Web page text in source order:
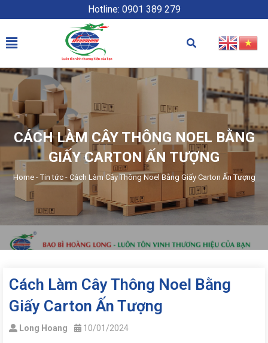
Hotline: 0901 389 279
CÁCH LÀM CÂY THÔNG NOEL BẰNG
GIẤY CARTON ẤN TƯỢNG
Home-Tin tức- Cách Làm Cây Thông Noel Bằng Giấy Carton Ấn Tượng
Cách Làm Cây Thông Noel Bằng
Giấy Carton Ấn Tượng
Long Hoang 10/01/2024